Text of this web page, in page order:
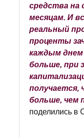
средства на
месяцам. И
реальный
проценты
каждым
больше, при
больше, чем
поделились в